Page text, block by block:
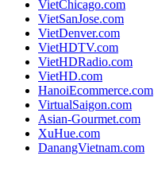
VietChicago.com
VietSanJose.com
VietDenver.com
VietHDTV.com
VietHDRadio.com
VietHD.com
HanoiEcommerce.com
VirtualSaigon.com
Asian-Gourmet.com
XuHue.com
DanangVietnam.com